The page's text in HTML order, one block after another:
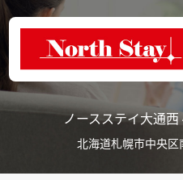
ノースステイ大通
北海道札幌市中央